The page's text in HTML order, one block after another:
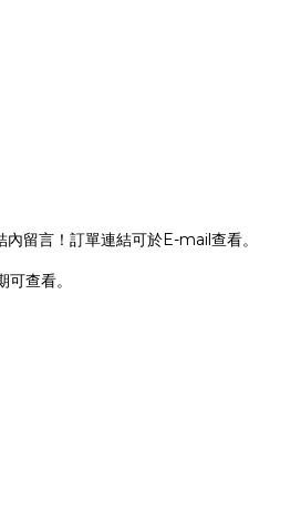
留言！訂單連結可於E-mail查看。
查看。